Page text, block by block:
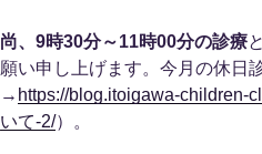
尚、9時30分～11時00分の診療
願い申し上げます。今月の休日
→ https://blog.itoigawa-children-
いて-2/）。